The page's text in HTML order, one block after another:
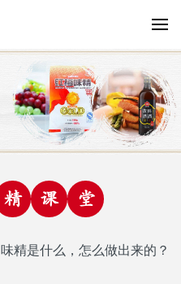
精 课 堂
味精是什么，怎么做出来的？